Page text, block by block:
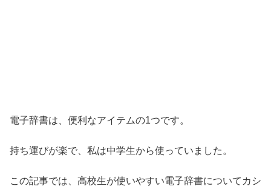
電子辞書は、便利なアイテムの1つです。
持ち運びが楽で、私は中学生から使っていました。
この記事では、 高校生が使いやすい電子辞書についてカシ